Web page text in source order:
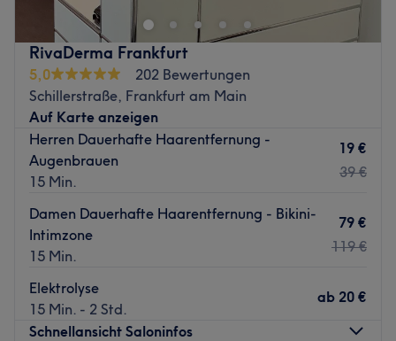
RivaDerma Frankfurt
5,0
202 Bewertungen
Schillerstraße, Frankfurt am Main
Auf Karte anzeigen
Herren Dauerhafte Haarentfernung -
Augenbrauen
15 Min.
19 €
39 €
Damen Dauerhafte Haarentfernung - Bikini-
Intimzone
15 Min.
79 €
119 €
Elektrolyse
15 Min. - 2 Std.
ab 20 €
Schnellansicht Saloninfos